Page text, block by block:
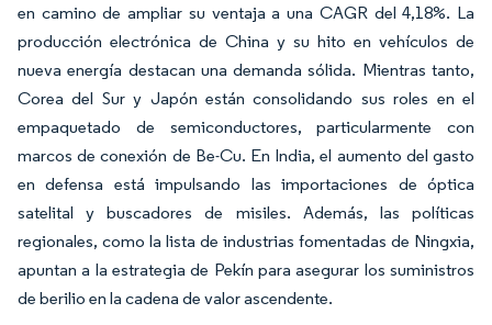
en camino de ampliar su ventaja a una CAGR del 4,18%. La
producción electrónica de China y su hito en vehículos de
nueva energía destacan una demanda sólida. Mientras tanto,
Corea del Sur y Japón están consolidando sus roles en el
empaquetado de semiconductores, particularmente con
marcos de conexión de Be-Cu. En India, el aumento del gasto
en defensa está impulsando las importaciones de óptica
satelital y buscadores de misiles. Además, las políticas
regionales, como la lista de industrias fomentadas de Ningxia,
apuntan a la estrategia de Pekín para asegurar los suministros
de berilio en la cadena de valor ascendente.